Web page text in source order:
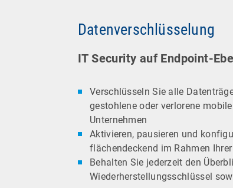
Datenverschlüsselung
IT Security auf Endpoint-
Verschlüsseln Sie alle
gestohlene oder verlorene
Unternehmen
Aktivieren, pausieren und
flächendeckend im Rahmen
Behalten Sie jederzeit den
Wiederherstellungsschlüssel